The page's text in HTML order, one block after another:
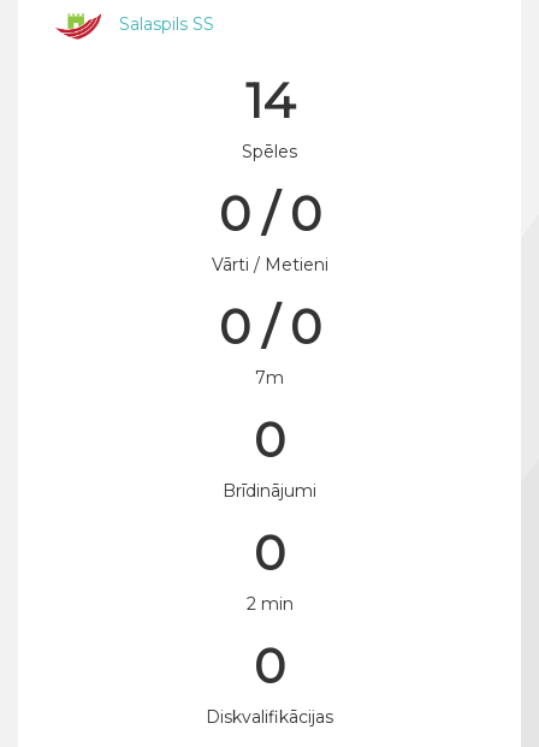
Salaspils SS
14
Spēles
0 / 0
Vārti / Metieni
0 / 0
7m
0
Brīdinājumi
0
2 min
0
Diskvalifikācijas